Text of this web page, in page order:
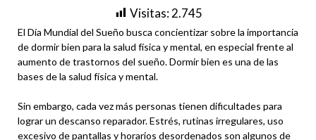
Visitas:2.745
El Día Mundial del Sueño busca concientizar sobre la importancia
de dormir bien para la salud física y mental, en especial frente al
aumento de trastornos del sueño. Dormir bien es una de las
bases de la salud física y mental.
Sin embargo, cada vez más personas tienen dificultades para
lograr un descanso reparador. Estrés, rutinas irregulares, uso
excesivo de pantallas y horarios desordenados son algunos de